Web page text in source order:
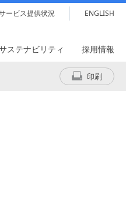
ービス提供状況 ENGLISH
ステナビリティ 採用情報
印刷